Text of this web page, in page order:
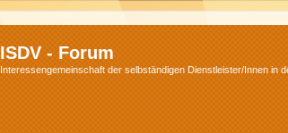
ISDV - Forum
Interessengemeinschaft der selbständigen Dienstleister/Innen in